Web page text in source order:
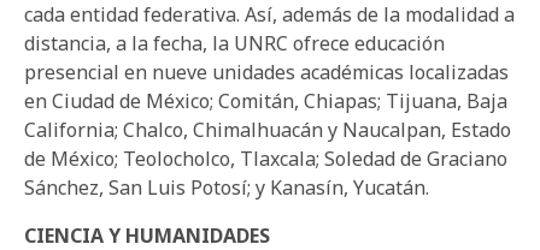
cada entidad federativa. Así, además de la modalidad a
distancia, a la fecha, la UNRC ofrece educación
presencial en nueve unidades académicas localizadas
en Ciudad de México; Comitán, Chiapas; Tijuana, Baja
California; Chalco, Chimalhuacán y Naucalpan, Estado
de México; Teolocholco, Tlaxcala; Soledad de Graciano
Sánchez, San Luis Potosí; y Kanasín, Yucatán.
CIENCIA Y HUMANIDADES